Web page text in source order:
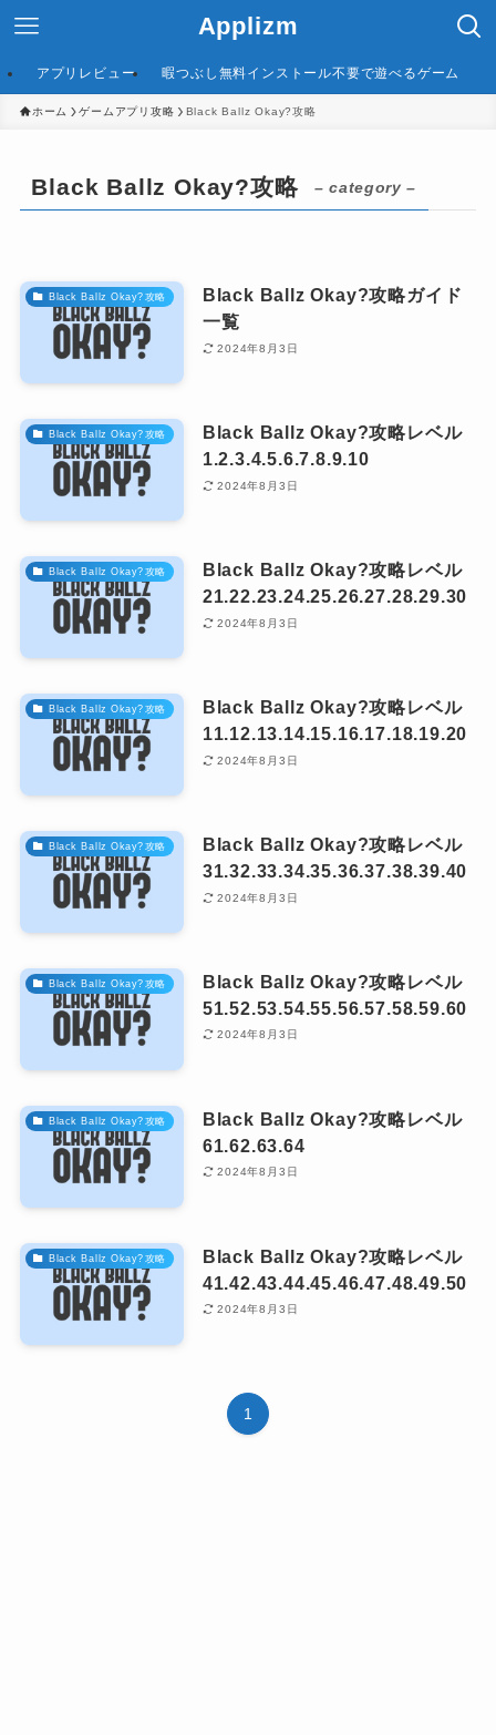
Applizm
アプリレビュー 暇つぶし無料インストール不要で遊べるゲーム
ホーム ゲームアプリ攻略 Black Ballz Okay?攻略
Black Ballz Okay?攻略 – category –
Black Ballz Okay?攻略
Black Ballz Okay?攻略ガイド
一覧
2024年8月3日
Black Ballz Okay?攻略
Black Ballz Okay?攻略レベル
1.2.3.4.5.6.7.8.9.10
2024年8月3日
Black Ballz Okay?攻略
Black Ballz Okay?攻略レベル
21.22.23.24.25.26.27.28.29.30
2024年8月3日
Black Ballz Okay?攻略
Black Ballz Okay?攻略レベル
11.12.13.14.15.16.17.18.19.20
2024年8月3日
Black Ballz Okay?攻略
Black Ballz Okay?攻略レベル
31.32.33.34.35.36.37.38.39.40
2024年8月3日
Black Ballz Okay?攻略
Black Ballz Okay?攻略レベル
51.52.53.54.55.56.57.58.59.60
2024年8月3日
Black Ballz Okay?攻略
Black Ballz Okay?攻略レベル
61.62.63.64
2024年8月3日
Black Ballz Okay?攻略
Black Ballz Okay?攻略レベル
41.42.43.44.45.46.47.48.49.50
2024年8月3日
1